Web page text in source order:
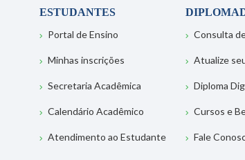
ESTUDANTES
Portal de Ensino
Minhas inscrições
Secretaria Acadêmica
Calendário Acadêmico
Atendimento ao Estudante
Consulta
Atualize
Diploma
Cursos e
Fale